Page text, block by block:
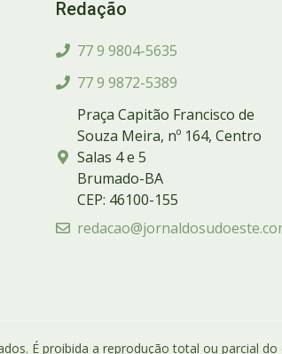
Redação
77 9 9804-5635
77 9 9872-5389
Praça Capitão Francisco de
Souza Meira, nº 164, Centro
Salas 4 e 5
Brumado-BA
CEP: 46100-155
É proibida a reprodução total ou parcial